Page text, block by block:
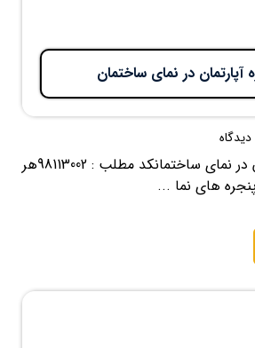
آپارتمان در نمای ساختمان
تغییر پنجره آپارتمان در نمای ساختمانکد مطلب : 98113002هر
های نما ...